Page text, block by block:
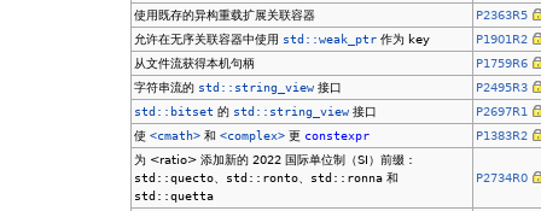
使用既存的异构重载扩展关联容器
P2363R5
允许在无序关联容器中使用 std::weak_ptr 作为 key
P1901R2
从文件流获得本机句柄
P1759R6
字符串流的 std::string_view 接口
P2495R3
std::bitset 的 std::string_view 接口
P2697R1
使<cmath> 和<complex> 更 constexpr
P1383R2
为 <ratio> 添加新的 2022 国际单位制（SI）前缀：
std::quecto
std::ronto std::ronna 和
std::quetta
P2734R0